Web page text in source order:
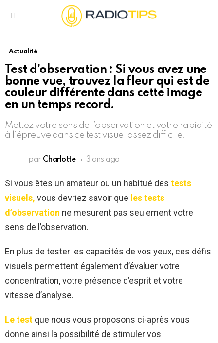
Actualité
Test d’observation : Si vous avez une
bonne vue, trouvez la fleur qui est de
couleur différente dans cette image
en un temps record.
Mettez votre sens de l’observation et votre rapidité
à l’épreuve dans ce test visuel assez difficile.
par Charlotte 3 ans ago
Si vous êtes un amateur ou un habitué des tests
visuels, vous devriez savoir que les tests
d’observation ne mesurent pas seulement votre
sens de l’observation.
En plus de tester les capacités de vos yeux, ces défis
visuels permettent également d’évaluer votre
concentration, votre présence d’esprit et votre
vitesse d’analyse.
Le test que nous vous proposons ci-après vous
donne ainsi la possibilité de stimuler vos